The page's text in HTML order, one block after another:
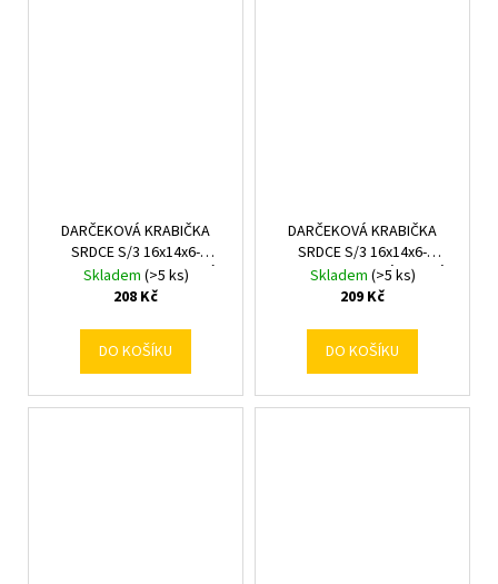
DARČEKOVÁ KRABIČKA
SRDCE S/3 16x14x6-
22x20x9CM STRIEBORNÉ
Skladem (>5 ks)
208 Kč
DO KOŠÍKU
DARČEKOVÁ KRABIČKA
SRDCE S/3 16x14x6-
22x20x9CM ZLATÁ MATNÁ
Skladem (>5 ks)
209 Kč
DO KOŠÍKU